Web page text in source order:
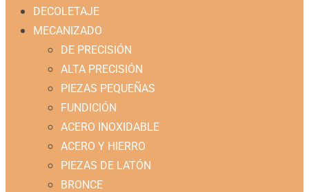
DECOLETAJE
MECANIZADO
DE PRECISIÓN
ALTA PRECISIÓN
PIEZAS PEQUEÑAS
FUNDICIÓN
ACERO INOXIDABLE
ACERO Y HIERRO
PIEZAS DE LATÓN
BRONCE